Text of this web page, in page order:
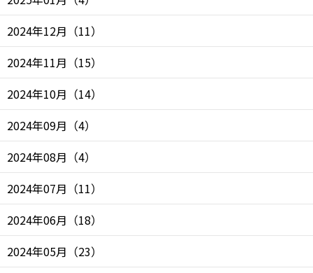
2024年12月 （11）
2024年11月 （15）
2024年10月 （14）
2024年09月 （4）
2024年08月 （4）
2024年07月 （11）
2024年06月 （18）
2024年05月 （23）